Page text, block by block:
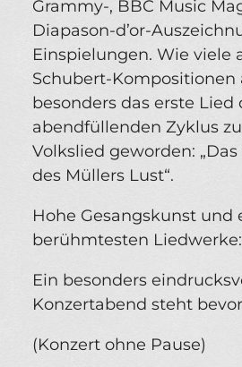
Grammy-, BBC Music
Diapason-d’or-
Einspielungen. Wie viele
Schubert-Kompositionen
besonders das erste Lied
abendfüllenden Zyklus
Volkslied geworden:
des Müllers Lust“.
Hohe Gesangskunst und
berühmtesten Liedwerke:
Ein besonders
Konzertabend steht
(Konzert ohne Pause)